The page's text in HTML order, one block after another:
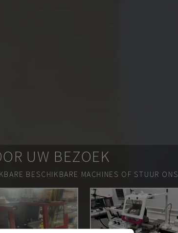
UW BEZOEK
BESCHIKBARE MACHINES OF STUUR